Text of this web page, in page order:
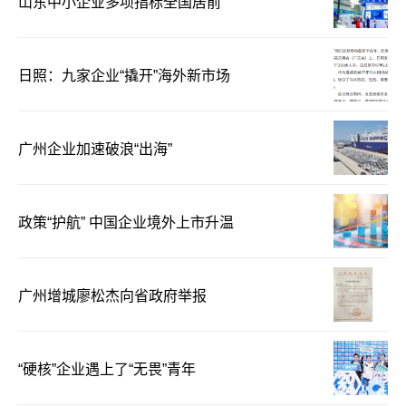
日照：九家企业“撬开”海外新市场
广州企业加速破浪“出海”
政策“护航” 中国企业境外上市升温
广州增城廖松杰向省政府举报
“硬核”企业遇上了“无畏”青年